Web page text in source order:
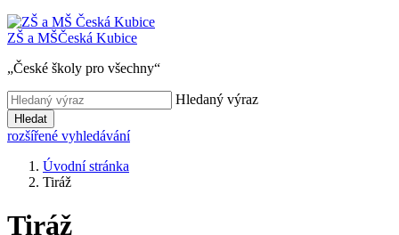
ZŠ a MŠČeská Kubice
„České školy pro všechny“
Hledaný výraz
Hledat
rozšířené vyhledávání
Úvodní stránka
Tiráž
Tiráž